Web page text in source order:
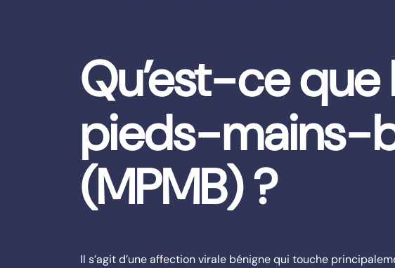
Qu’est-ce
pieds-mains-
(MPMB) ?
Il s’agit d’une affection virale bénigne qui touche